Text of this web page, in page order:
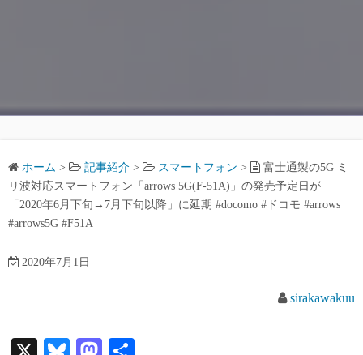
ホーム > 記事紹介 > スマートフォン >
富士通製の5G ミ
リ波対応スマートフォン「arrows 5G(F-51A)」の発売予定日が
「2020年6月下旬→7月下旬以降」に延期 #docomo #ドコモ #arrows
#arrows5G #F51A
2020年7月1日
sirakawakuu